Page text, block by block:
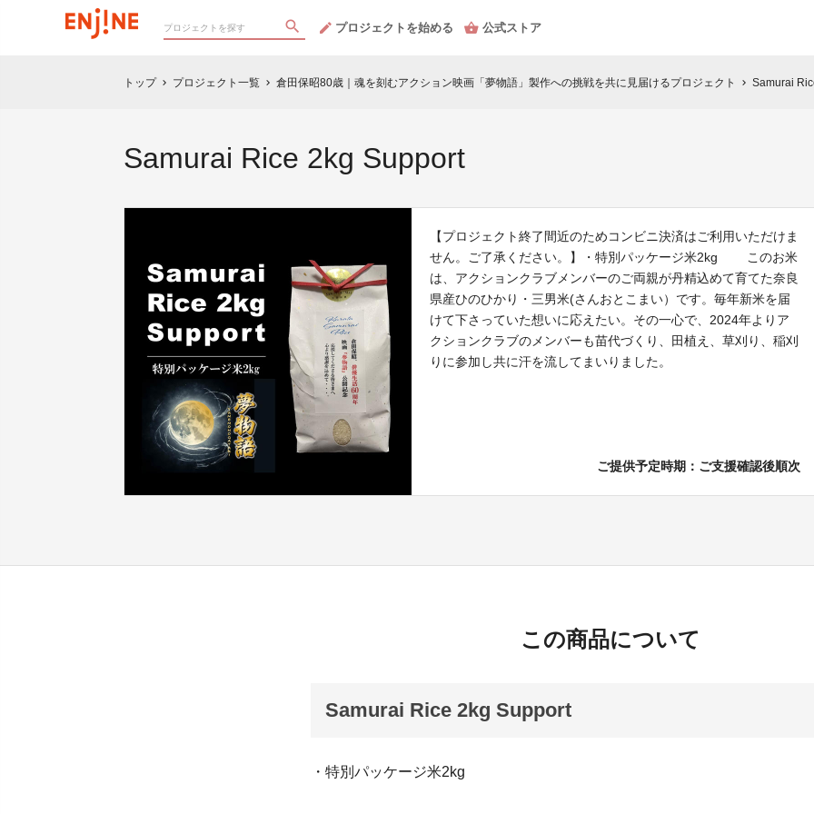
プロジェクトを始める 公式ストア
トップ chevron_right プロジェクト一覧 chevron_right 倉田保昭80歳｜魂を刻むアクション映画「夢物語」製作への挑戦を共に見届けるプロジェクト chevron_right Samurai
Samurai Rice 2kg Support
【プロジェクト終了間近のためコンビニ決済はご利用いただけま
せん。ご了承ください。】・特別パッケージ米2kg このお米
は、アクションクラブメンバーのご両親が丹精込めて育てた奈良
県産ひのひかり・三男米(さんおとこまい）です。毎年新米を届
けて下さっていた想いに応えたい。その一心で、2024年よりア
クションクラブのメンバーも苗代づくり、田植え、草刈り、稲刈
りに参加し共に汗を流してまいりました。
ご提供予定時期：ご支援確認後順次
この商品について
Samurai Rice 2kg Support
・特別パッケージ米2kg